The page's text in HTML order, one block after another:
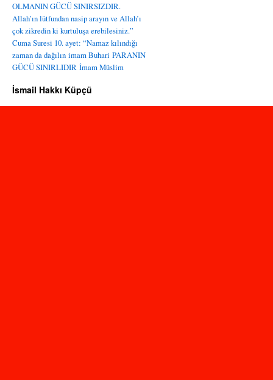
OLMANIN GÜCÜ SINIRSIZDIR.
Allah’ın lütfundan nasip arayın ve Allah’ı
çok zikredin ki kurtuluşa erebilesiniz.”
Cuma Suresi 10. ayet: “Namaz kılındığı
zaman da dağılın imam Buhari PARANIN
GÜCÜ SINIRLIDIR İmam Müslim
İsmail Hakkı Küpçü